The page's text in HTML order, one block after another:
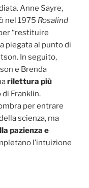
Anne Sayre,
nel 1975 Rosalind
“restituire
piegata al punto di
In seguito,
e Brenda
rilettura più
Franklin.
per entrare
scienza, ma
pazienza e
l’intuizione